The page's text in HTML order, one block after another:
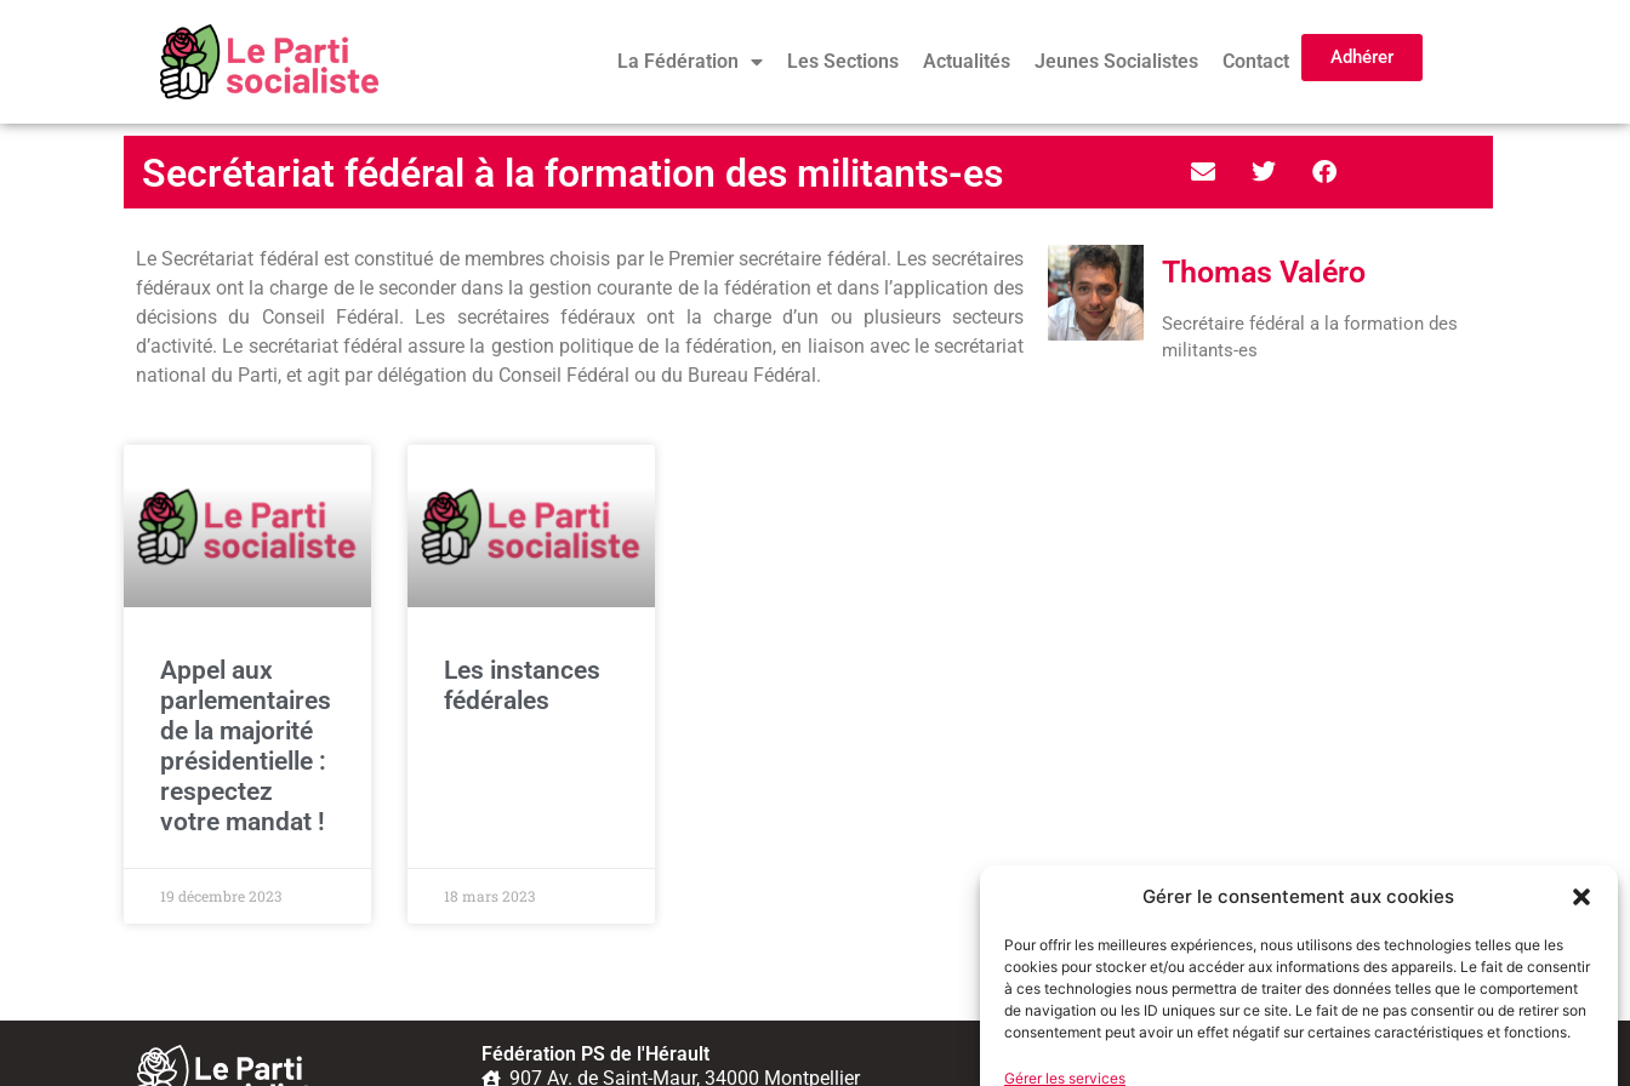
Gérer le consentement aux cookies
Pour offrir les meilleures expériences, nous utilisons des technologies telles que les
cookies pour stocker et/ou accéder aux informations des appareils. Le fait de consentir
à ces technologies nous permettra de traiter des données telles que le comportement
de navigation ou les ID uniques sur ce site. Le fait de ne pas consentir ou de retirer son
consentement peut avoir un effet négatif sur certaines caractéristiques et fonctions.
Gérer les services
La Fédération Les Sections Actualités Jeunes Socialistes Contact Adhérer
Secrétariat fédéral à la formation des militants-es
Le Secrétariat fédéral est constitué de membres choisis par le Premier secrétaire fédéral. Les secrétaires
fédéraux ont la charge de le seconder dans la gestion courante de la fédération et dans l’application des
décisions du Conseil Fédéral. Les secrétaires fédéraux ont la charge d’un ou plusieurs secteurs
d’activité. Le secrétariat fédéral assure la gestion politique de la fédération, en liaison avec le secrétariat
national du Parti, et agit par délégation du Conseil Fédéral ou du Bureau Fédéral.
Thomas Valéro
Secrétaire fédéral a la formation des
militants-es
Appel aux
parlementaires
de la majorité
présidentielle :
respectez
votre mandat !
19 décembre 2023
Les instances
fédérales
18 mars 2023
Fédération PS de l'Hérault
907 Av. de Saint-Maur, 34000 Montpellier